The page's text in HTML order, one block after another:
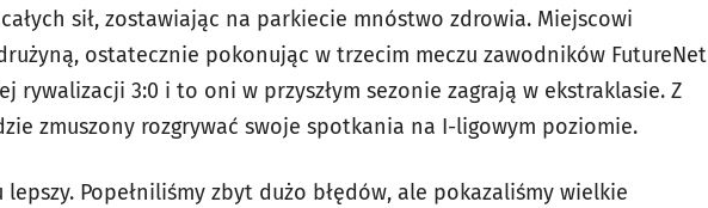
sił, zostawiając na parkiecie mnóstwo zdrowia. Miejscowi
ostatecznie pokonując w trzecim meczu zawodników FutureNet
rywalizacji 3:0 i to oni w przyszłym sezonie zagrają w ekstraklasie. Z
zmuszony rozgrywać swoje spotkania na I-ligowym poziomie.
Popełniliśmy zbyt dużo błędów, ale pokazaliśmy wielkie